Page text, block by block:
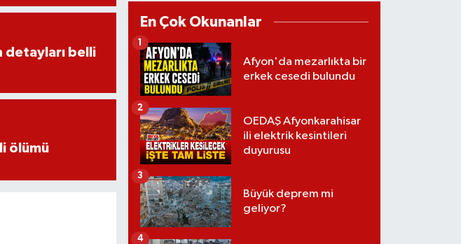
detayları belli
ölümü
En Çok Okunanlar
Afyon'da mezarlıkta bir
erkek cesedi bulundu
1
OEDAŞ Afyonkarahisar
ili elektrik kesintileri
duyurusu
2
Büyük deprem mi
geliyor?
3
4